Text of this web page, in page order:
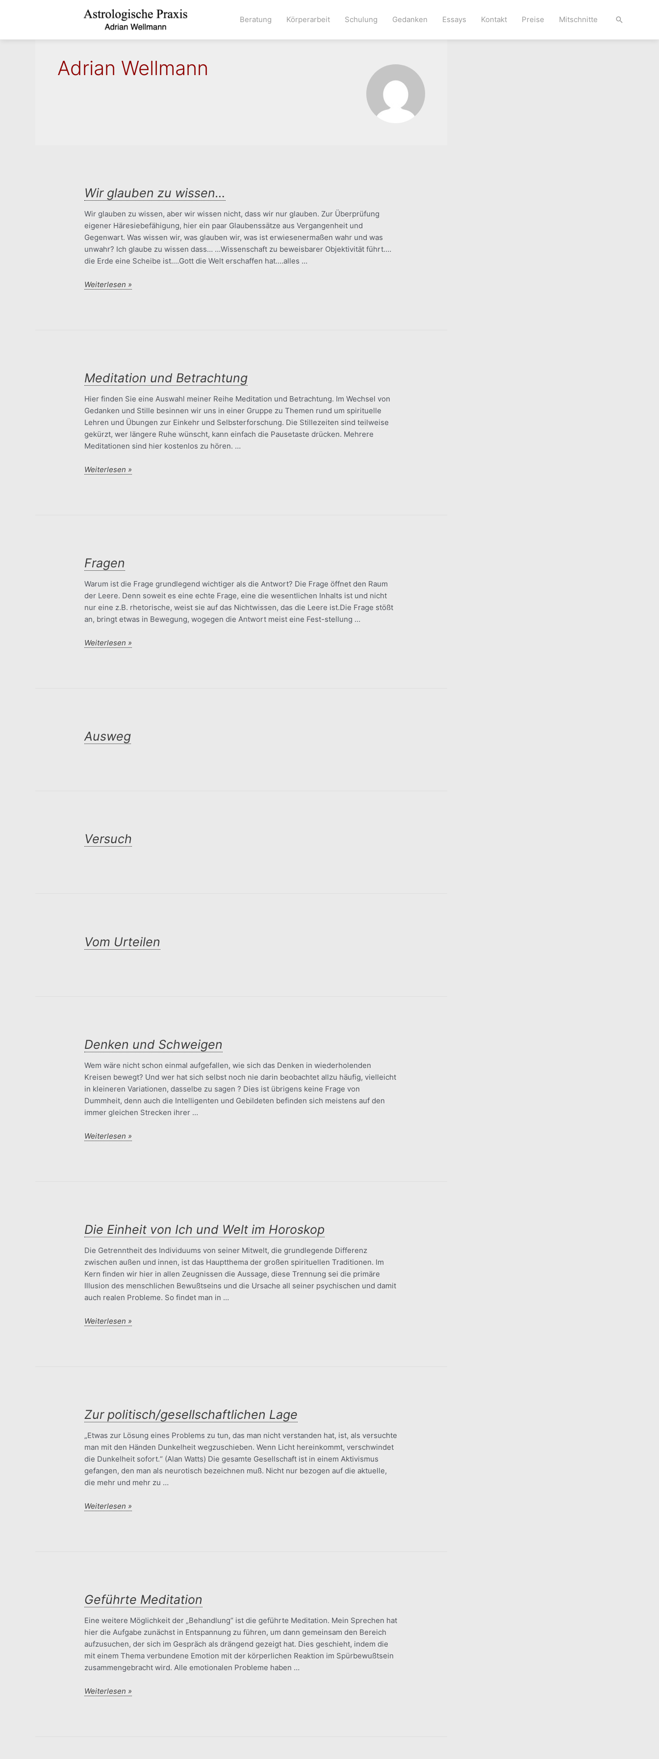
Beratung Körperarbeit Schulung Gedanken Essays Kontakt Preise Mitschnitte Suche
Adrian Wellmann
Wir glauben zu wissen…
Wir glauben zu wissen, aber wir wissen nicht, dass wir nur glauben. Zur Überprüfung
eigener Häresiebefähigung, hier ein paar Glaubenssätze aus Vergangenheit und
Gegenwart. Was wissen wir, was glauben wir, was ist erwiesenermaßen wahr und was
unwahr? Ich glaube zu wissen dass… …Wissenschaft zu beweisbarer Objektivität führt.…
die Erde eine Scheibe ist.…Gott die Welt erschaffen hat.…alles …
Wir
Weiterlesen »
Meditation und Betrachtung
Hier finden Sie eine Auswahl meiner Reihe Meditation und Betrachtung. Im Wechsel von
Gedanken und Stille besinnen wir uns in einer Gruppe zu Themen rund um spirituelle
Lehren und Übungen zur Einkehr und Selbsterforschung. Die Stillezeiten sind teilweise
gekürzt, wer längere Ruhe wünscht, kann einfach die Pausetaste drücken. Mehrere
Meditationen sind hier kostenlos zu hören. …
Meditation
Weiterlesen »
Fragen
Warum ist die Frage grundlegend wichtiger als die Antwort? Die Frage öffnet den Raum
der Leere. Denn soweit es eine echte Frage, eine die wesentlichen Inhalts ist und nicht
nur eine z.B. rhetorische, weist sie auf das Nichtwissen, das die Leere ist.Die Frage stößt
an, bringt etwas in Bewegung, wogegen die Antwort meist eine Fest-stellung …
Fragen
Weiterlesen »
Ausweg
Versuch
Vom Urteilen
Denken und Schweigen
Wem wäre nicht schon einmal aufgefallen, wie sich das Denken in wiederholenden
Kreisen bewegt? Und wer hat sich selbst noch nie darin beobachtet allzu häufig, vielleicht
in kleineren Variationen, dasselbe zu sagen ? Dies ist übrigens keine Frage von
Dummheit, denn auch die Intelligenten und Gebildeten befinden sich meistens auf den
immer gleichen Strecken ihrer …
Denken
Weiterlesen »
Die Einheit von Ich und Welt im Horoskop
Die Getrenntheit des Individuums von seiner Mitwelt, die grundlegende Differenz
zwischen außen und innen, ist das Hauptthema der großen spirituellen Traditionen. Im
Kern finden wir hier in allen Zeugnissen die Aussage, diese Trennung sei die primäre
Illusion des menschlichen Bewußtseins und die Ursache all seiner psychischen und damit
auch realen Probleme. So findet man in …
Die
Weiterlesen »
Zur politisch/gesellschaftlichen Lage
„Etwas zur Lösung eines Problems zu tun, das man nicht verstanden hat, ist, als versuchte
man mit den Händen Dunkelheit wegzuschieben. Wenn Licht hereinkommt, verschwindet
die Dunkelheit sofort.“ (Alan Watts) Die gesamte Gesellschaft ist in einem Aktivismus
gefangen, den man als neurotisch bezeichnen muß. Nicht nur bezogen auf die aktuelle,
die mehr und mehr zu …
Zur
Weiterlesen »
Geführte Meditation
Eine weitere Möglichkeit der „Behandlung“ ist die geführte Meditation. Mein Sprechen hat
hier die Aufgabe zunächst in Entspannung zu führen, um dann gemeinsam den Bereich
aufzusuchen, der sich im Gespräch als drängend gezeigt hat. Dies geschieht, indem die
mit einem Thema verbundene Emotion mit der körperlichen Reaktion im Spürbewußtsein
zusammengebracht wird. Alle emotionalen Probleme haben …
Geführte
Weiterlesen »